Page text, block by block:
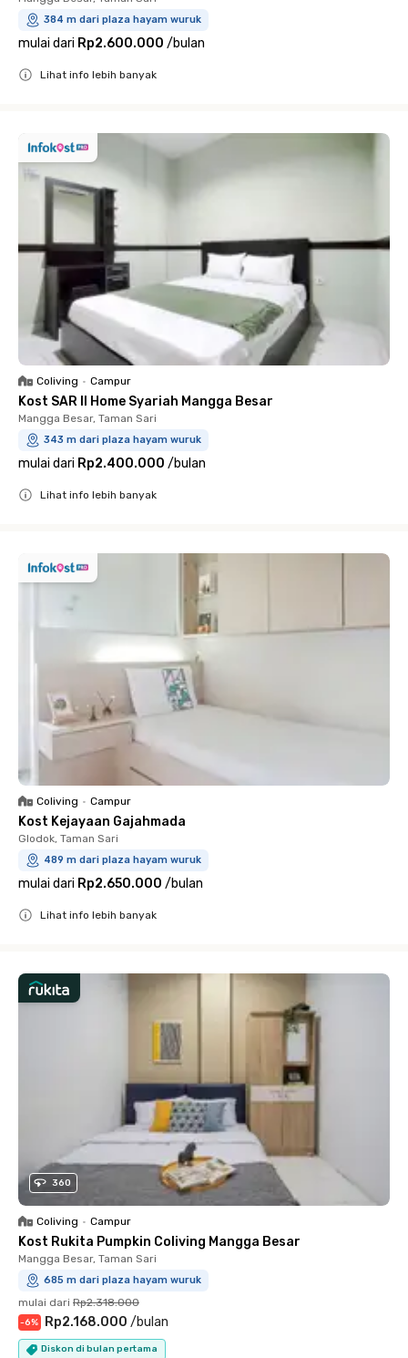
384 m dari plaza hayam wuruk
mulai dari Rp2.600.000 /bulan
Lihat info lebih banyak
Coliving • Campur
Kost SAR II Home Syariah Mangga Besar
Mangga Besar, Taman Sari
343 m dari plaza hayam wuruk
mulai dari Rp2.400.000 /bulan
Lihat info lebih banyak
Coliving • Campur
Kost Kejayaan Gajahmada
Glodok, Taman Sari
489 m dari plaza hayam wuruk
mulai dari Rp2.650.000 /bulan
Lihat info lebih banyak
360
Coliving • Campur
Kost Rukita Pumpkin Coliving Mangga Besar
Mangga Besar, Taman Sari
685 m dari plaza hayam wuruk
mulai dari Rp2.318.000
-6% Rp2.168.000 /bulan
Diskon di bulan pertama